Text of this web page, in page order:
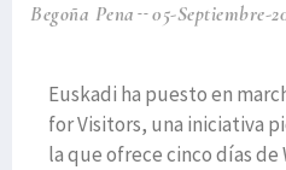
Begoña Pena 05-Septiembre-
Euskadi ha puesto en
for Visitors, una iniciativa
la que ofrece cinco días